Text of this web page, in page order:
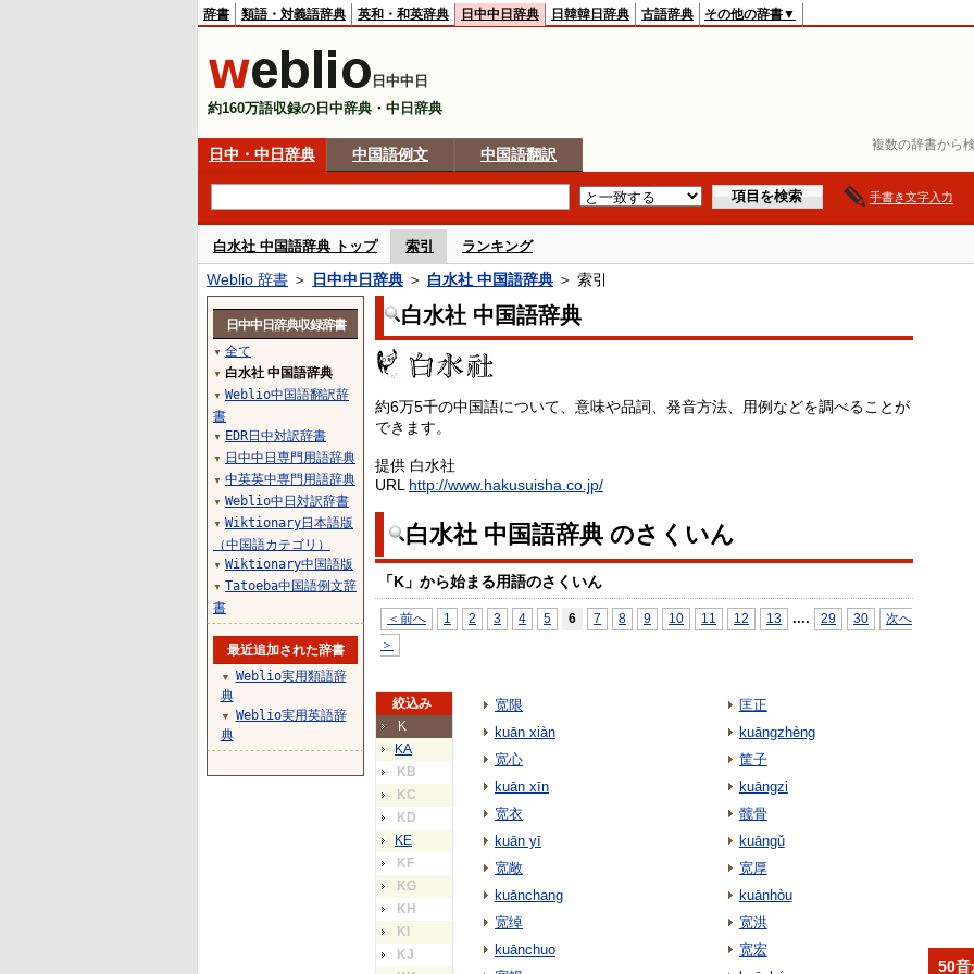
複数の辞書から
辞書 類語・対義語辞典 英和・和英辞典 日中中日辞典 日韓韓日辞典 古語辞典 その他の辞書▼
日中中日
約160万語収録の日中辞典・中日辞典
日中・中日辞典 中国語例文 中国語翻訳
手書き文字入力
白水社 中国語辞典 トップ 索引 ランキング
Weblio 辞書 ＞ 日中中日辞典 ＞ 白水社 中国語辞典 ＞ 索引
白水社 中国語辞典
約6万5千の中国語について、意味や品詞、発音方法、用例などを調べることが
できます。
提供 白水社
URL http://www.hakusuisha.co.jp/
白水社 中国語辞典 のさくいん
「K」から始まる用語のさくいん
＜前へ 1 2 3 4 5 6 7 8 9 10 11 12 13 .... 29 30
次へ
＞
絞込み
K
KA
KB
KC
KD
KE
KF
KG
KH
KI
KJ
宽限
kuān xiàn
宽心
kuān xīn
宽衣
kuān yī
宽敞
kuānchang
宽绰
kuānchuo
匡正
kuāngzhèng
筐子
kuāngzi
髋骨
kuāngǔ
宽厚
kuānhòu
宽洪
宽宏
日中中日辞典収録辞書
▼ 全て
▼ 白水社 中国語辞典
▼ Weblio中国語翻訳辞
書
▼ EDR日中対訳辞書
▼ 日中中日専門用語辞典
▼ 中英英中専門用語辞典
▼ Weblio中日対訳辞書
▼ Wiktionary日本語版
（中国語カテゴリ）
▼ Wiktionary中国語版
▼ Tatoeba中国語例文辞
書
最近追加された辞書
▼
Weblio実用類語辞
典
▼
Weblio実用英語辞
典
50音